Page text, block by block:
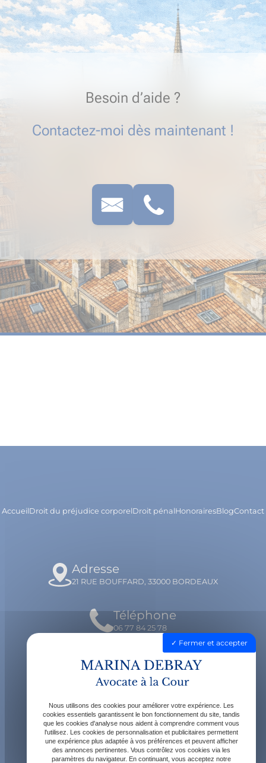
Besoin d’aide ?
Contactez-moi dès maintenant !
AccueilDroit du préjudice corporelDroit pénalHonorairesBlogContact
Adresse
21 RUE BOUFFARD, 33000 BORDEAUX
Téléphone
06 77 84 25 78
Email
contact@avocatdebray.fr
Horaires
Lundi - Vendredi : 9h - 19h
Fermer et accepter
Nous utilisons des cookies pour améliorer votre expérience. Les
cookies essentiels garantissent le bon fonctionnement du site, tandis
que les cookies d'analyse nous aident à comprendre comment vous
l'utilisez. Les cookies de personnalisation et publicitaires permettent
une expérience plus adaptée à vos préférences et peuvent afficher
des annonces pertinentes. Vous contrôlez vos cookies via les
paramètres du navigateur. En continuant, vous acceptez notre